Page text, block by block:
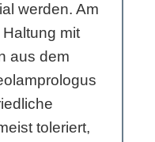
werden. Am
mit
aus dem
toleriert,